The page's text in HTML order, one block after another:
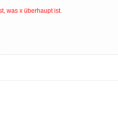
was x überhaupt ist.